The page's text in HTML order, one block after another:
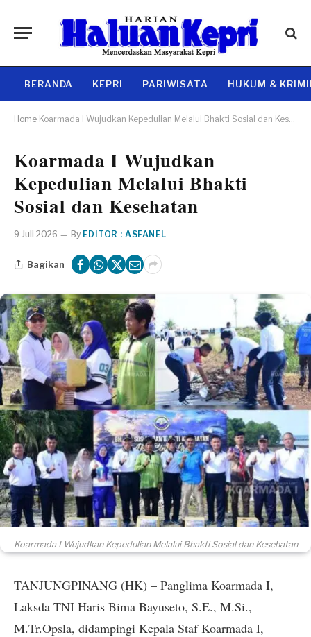
BERANDA KEPRI PARIWISATA HUKUM &
Home Koarmada I Wujudkan Kepedulian Melalui Bhakti Sosial dan Kesehatan
Koarmada I Wujudkan
Kepedulian Melalui Bhakti
Sosial dan Kesehatan
9 Juli 2026 By EDITOR : ASFANEL
Bagikan
Koarmada I Wujudkan Kepedulian Melalui Bhakti Sosial dan Kesehatan
TANJUNGPINANG (HK) – Panglima Koarmada I,
Laksda TNI Haris Bima Bayuseto, S.E., M.Si.,
M.Tr.Opsla, didampingi Kepala Staf Koarmada I,